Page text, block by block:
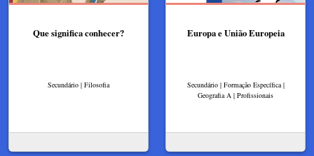
Que significa conhecer?
Secundário | Filosofia
Europa e União Europeia
Secundário | Formação Específica |
Geografia A | Profissionais